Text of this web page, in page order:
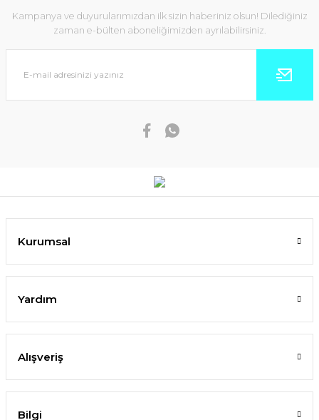
Kampanya ve duyurularımızdan ilk sizin haberiniz olsun! Dilediğiniz
zaman e-bülten aboneliğimizden ayrılabilirsiniz.
Kurumsal
Yardım
Alışveriş
Bilgi